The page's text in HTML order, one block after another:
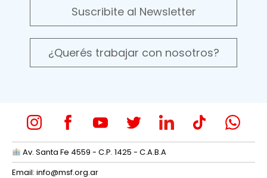
Suscribite al Newsletter
¿Querés trabajar con nosotros?
Av. Santa Fe 4559 - C.P. 1425 - C.A.B.A
Email: info@msf.org.ar